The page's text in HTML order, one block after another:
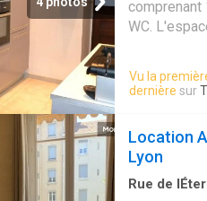
comprenant
WC.
Vu la
dernière sur
Location
Lyon
Rue de